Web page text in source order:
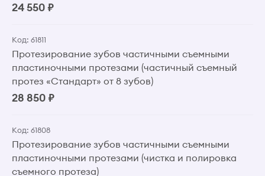
24 550 ₽
Код: 61811
Протезирование зубов частичными съемными
пластиночными протезами (частичный съемный
протез «Стандарт» от 8 зубов)
28 850 ₽
Код: 61808
Протезирование зубов частичными съемными
пластиночными протезами (чистка и полировка
съемного протеза)